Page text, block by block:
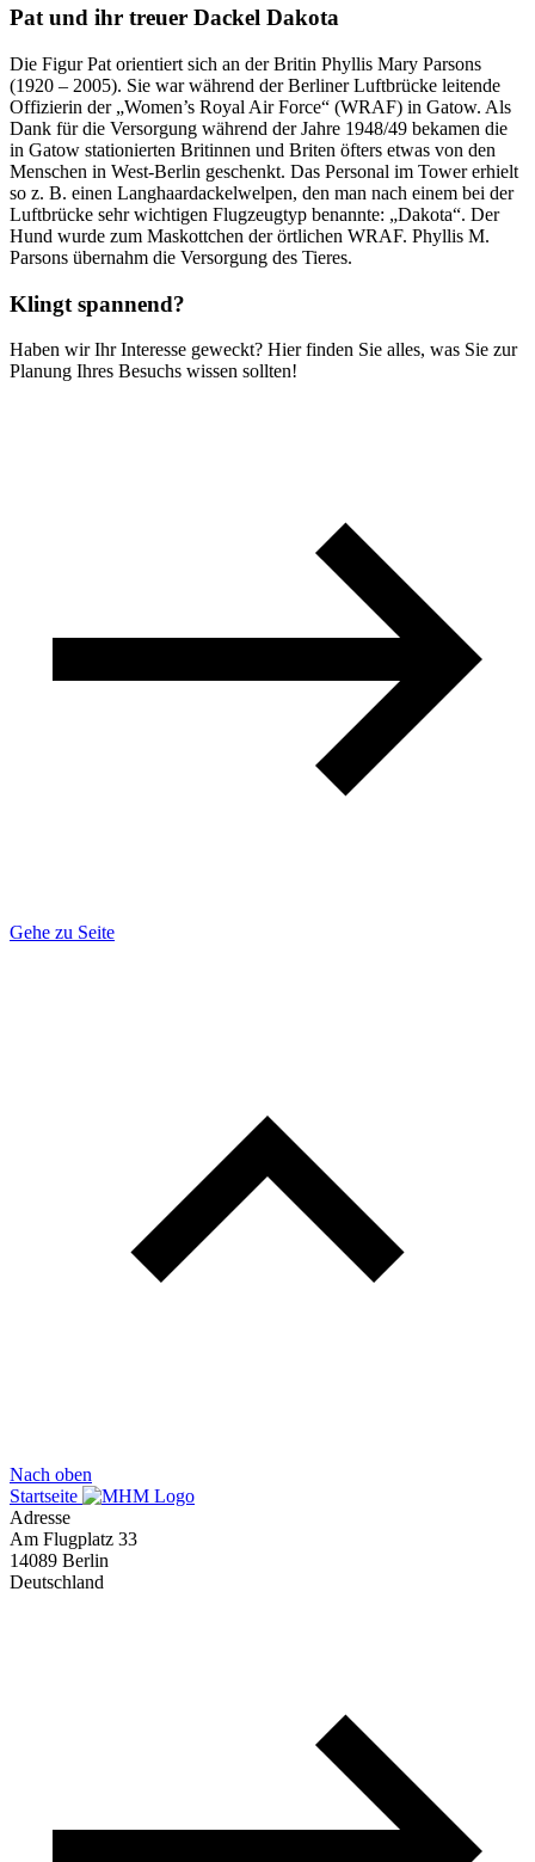
Pat und ihr treuer Dackel Dakota
Die Figur Pat orientiert sich an der Britin Phyllis Mary Parsons
(1920 – 2005). Sie war während der Berliner Luftbrücke leitende
Offizierin der „Women’s Royal Air Force“ (WRAF) in Gatow. Als
Dank für die Versorgung während der Jahre 1948/49 bekamen die
in Gatow stationierten Britinnen und Briten öfters etwas von den
Menschen in West-Berlin geschenkt. Das Personal im Tower erhielt
so z. B. einen Langhaardackelwelpen, den man nach einem bei der
Luftbrücke sehr wichtigen Flugzeugtyp benannte: „Dakota“. Der
Hund wurde zum Maskottchen der örtlichen WRAF. Phyllis M.
Parsons übernahm die Versorgung des Tieres.
Klingt spannend?
Haben wir Ihr Interesse geweckt? Hier finden Sie alles, was Sie zur
Planung Ihres Besuchs wissen sollten!
Gehe zu Seite
Nach oben
Startseite
Adresse
Am Flugplatz 33
14089 Berlin
Deutschland